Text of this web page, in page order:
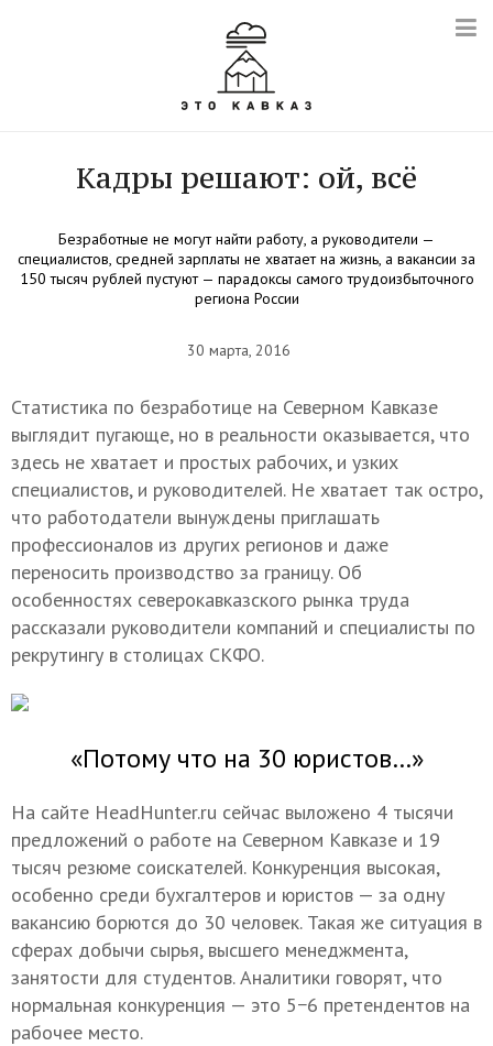
Кадры решают: ой, всё
Безработные не могут найти работу, а руководители —
специалистов, средней зарплаты не хватает на жизнь, а вакансии за
150 тысяч рублей пустуют — парадоксы самого трудоизбыточного
региона России
30 марта, 2016
Статистика по безработице на Северном Кавказе
выглядит пугающе, но в реальности оказывается, что
здесь не хватает и простых рабочих, и узких
специалистов, и руководителей. Не хватает так остро,
что работодатели вынуждены приглашать
профессионалов из других регионов и даже
переносить производство за границу. Об
особенностях северокавказского рынка труда
рассказали руководители компаний и специалисты по
рекрутингу в столицах СКФО.
«Потому что на 30 юристов…»
На сайте HeadHunter.ru сейчас выложено 4 тысячи
предложений о работе на Северном Кавказе и 19
тысяч резюме соискателей. Конкуренция высокая,
особенно среди бухгалтеров и юристов — за одну
вакансию борются до 30 человек. Такая же ситуация в
сферах добычи сырья, высшего менеджмента,
занятости для студентов. Аналитики говорят, что
нормальная конкуренция — это 5−6 претендентов на
рабочее место.